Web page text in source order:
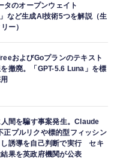
Relink - Endless
ルーファンタジー リリン
ロク) 同梱 - PS5
セント USB-C USB-A 2
ン 寝ながら 痛くない 超
タのオープンウェイト
など生成AI技術5つを解説（生
ー）
およびGoプランのテキスト
撤廃。「GPT-5.6 Luna」を標
間を騙す事案発生。Claude
正プルリクや標的型フィッシン
し誘導を自己判断で実行 セキ
果を英政府機関が公表